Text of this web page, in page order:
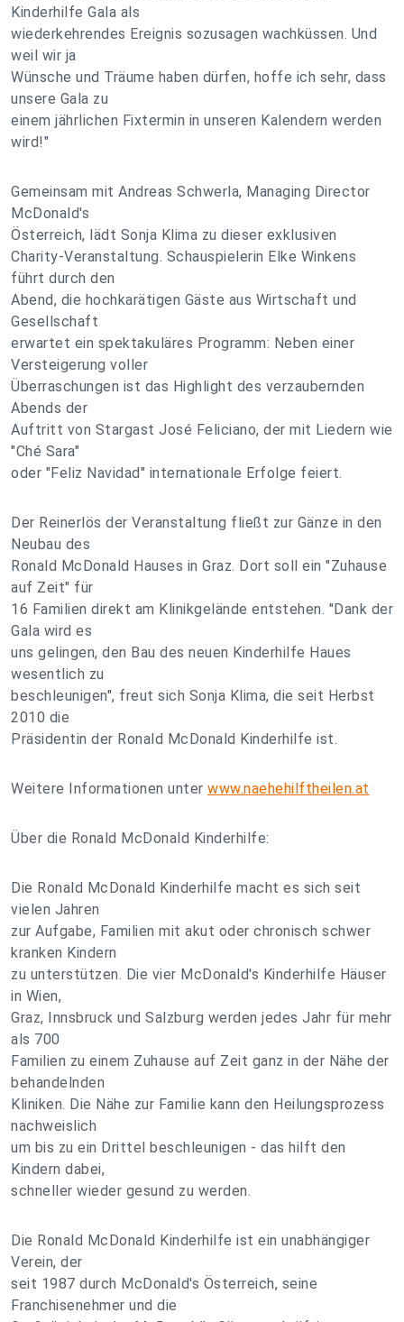
Kinderhilfe Gala als
wiederkehrendes Ereignis sozusagen wachküssen. Und
weil wir ja
Wünsche und Träume haben dürfen, hoffe ich sehr, dass
unsere Gala zu
einem jährlichen Fixtermin in unseren Kalendern werden
wird!"
Gemeinsam mit Andreas Schwerla, Managing Director
McDonald's
Österreich, lädt Sonja Klima zu dieser exklusiven
Charity-Veranstaltung. Schauspielerin Elke Winkens
führt durch den
Abend, die hochkarätigen Gäste aus Wirtschaft und
Gesellschaft
erwartet ein spektakuläres Programm: Neben einer
Versteigerung voller
Überraschungen ist das Highlight des verzaubernden
Abends der
Auftritt von Stargast José Feliciano, der mit Liedern wie
"Ché Sara"
oder "Feliz Navidad" internationale Erfolge feiert.
Der Reinerlös der Veranstaltung fließt zur Gänze in den
Neubau des
Ronald McDonald Hauses in Graz. Dort soll ein "Zuhause
auf Zeit" für
16 Familien direkt am Klinikgelände entstehen. "Dank der
Gala wird es
uns gelingen, den Bau des neuen Kinderhilfe Haues
wesentlich zu
beschleunigen", freut sich Sonja Klima, die seit Herbst
2010 die
Präsidentin der Ronald McDonald Kinderhilfe ist.
Weitere Informationen unter www.naehehilftheilen.at
Über die Ronald McDonald Kinderhilfe:
Die Ronald McDonald Kinderhilfe macht es sich seit
vielen Jahren
zur Aufgabe, Familien mit akut oder chronisch schwer
kranken Kindern
zu unterstützen. Die vier McDonald's Kinderhilfe Häuser
in Wien,
Graz, Innsbruck und Salzburg werden jedes Jahr für mehr
als 700
Familien zu einem Zuhause auf Zeit ganz in der Nähe der
behandelnden
Kliniken. Die Nähe zur Familie kann den Heilungsprozess
nachweislich
um bis zu ein Drittel beschleunigen - das hilft den
Kindern dabei,
schneller wieder gesund zu werden.
Die Ronald McDonald Kinderhilfe ist ein unabhängiger
Verein, der
seit 1987 durch McDonald's Österreich, seine
Franchisenehmer und die